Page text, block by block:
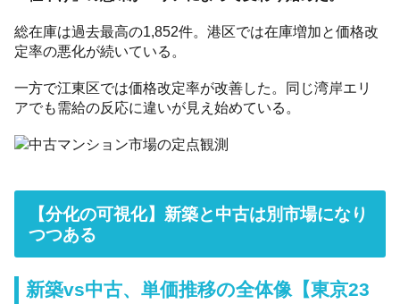
総在庫は過去最高の1,852件。港区では在庫増加と価格改
定率の悪化が続いている。
一方で江東区では価格改定率が改善した。同じ湾岸エリ
アでも需給の反応に違いが見え始めている。
【分化の可視化】新築と中古は別市場になり
つつある
新築vs中古、単価推移の全体像【東京23